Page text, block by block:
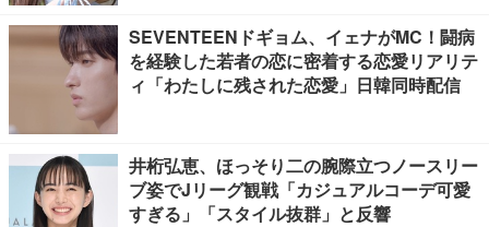
SEVENTEENドギョム、イェナがMC！闘病
を経験した若者の恋に密着する恋愛リアリテ
ィ「わたしに残された恋愛」日韓同時配信
井桁弘恵、ほっそり二の腕際立つノースリー
ブ姿でJリーグ観戦「カジュアルコーデ可愛
すぎる」「スタイル抜群」と反響